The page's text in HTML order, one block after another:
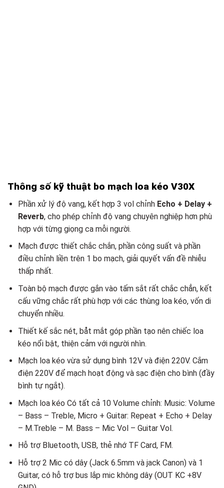
Thông số kỹ thuật bo mạch loa kéo V30X
Phần xử lý độ vang, kết hợp 3 vol chỉnh Echo + Delay +
Reverb, cho phép chỉnh độ vang chuyên nghiệp hơn phù
hợp với từng giọng ca mỗi người.
Mạch được thiết chắc chắn, phần công suất và phần
điều chỉnh liền trên 1 bo mạch, giải quyết vấn đề nhiễu
thấp nhất.
Toàn bộ mạch được gắn vào tấm sắt rất chắc chẳn, kết
cấu vững chắc rất phù hợp với các thùng loa kéo, vốn di
chuyển nhiều.
Thiết kế sắc nét, båt mắt góp phần tạo nên chiếc loa
kéo nổi bật, thiện cảm với người nhìn.
Mạch loa kéo vừa sử dụng bình 12V và điện 220V. Cắm
điện 220V để mạch hoạt động và sạc điện cho bình (đầy
bình tự ngắt).
Mạch loa kéo Có tất cả 10 Volume chỉnh: Music: Volume
– Bass – Treble, Micro + Guitar: Repeat + Echo + Delay
– M.Treble – M. Bass – Mic Vol – Guitar Vol.
Hỗ trợ Bluetooth, USB, thẻ nhớ TF Card, FM.
Hỗ trợ 2 Mic có dây (Jack 6.5mm và jack Canon) và 1
Guitar, có hỗ trợ bus lắp mic không dây (OUT KC +8V